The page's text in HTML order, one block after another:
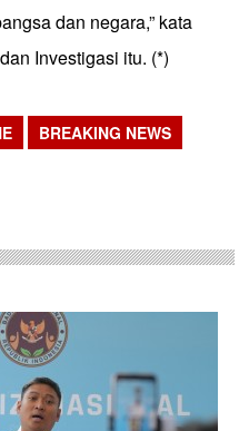
dan negara,” kata
Investigasi itu. (*)
BREAKING NEWS